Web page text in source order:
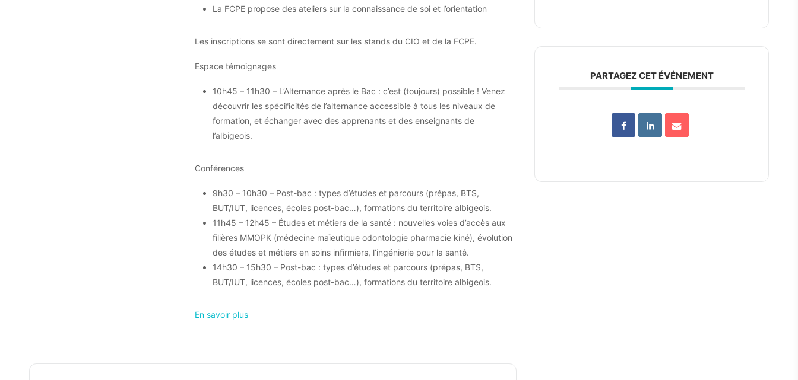
La FCPE propose des ateliers sur la connaissance de soi et l’orientation
Les inscriptions se sont directement sur les stands du CIO et de la FCPE.
Espace témoignages
10h45 – 11h30 – L’Alternance après le Bac : c’est (toujours) possible ! Venez
découvrir les spécificités de l’alternance accessible à tous les niveaux de
formation, et échanger avec des apprenants et des enseignants de
l’albigeois.
Conférences
9h30 – 10h30 – Post-bac : types d’études et parcours (prépas, BTS,
BUT/IUT, licences, écoles post-bac…), formations du territoire albigeois.
11h45 – 12h45 – Études et métiers de la santé : nouvelles voies d’accès aux
filières MMOPK (médecine maïeutique odontologie pharmacie kiné), évolution
des études et métiers en soins infirmiers, l’ingénierie pour la santé.
14h30 – 15h30 – Post-bac : types d’études et parcours (prépas, BTS,
BUT/IUT, licences, écoles post-bac…), formations du territoire albigeois.
En savoir plus
PARTAGEZ CET ÉVÉNEMENT